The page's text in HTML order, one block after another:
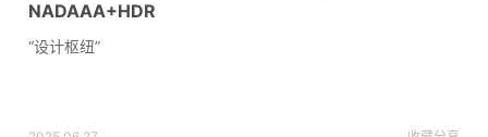
NADAAA+HDR
“设计枢纽”